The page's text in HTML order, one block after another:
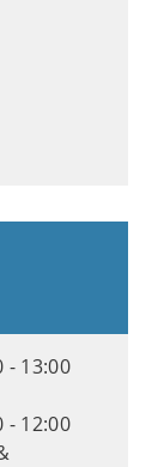
- 13:00
- 12:00